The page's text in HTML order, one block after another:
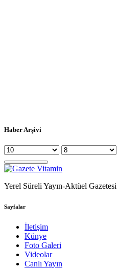
Haber Arşivi
Yerel Süreli Yayın-Aktüel Gazetesi
Sayfalar
İletişim
Künye
Foto Galeri
Videolar
Canlı Yayın